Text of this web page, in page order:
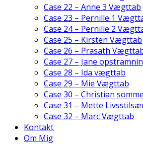
Case 22 – Anne 3 Vægttab
Case 23 – Pernille 1
Case 24 – Pernille 2
Case 25 – Kirsten Vægttab
Case 26 – Prasath
Case 27 – Jane
Case 28 – Ida vægttab
Case 29 – Mie Vægttab
Case 30 – Christian
Case 31 – Mette
Case 32 – Marc Vægttab
Kontakt
Om Mig